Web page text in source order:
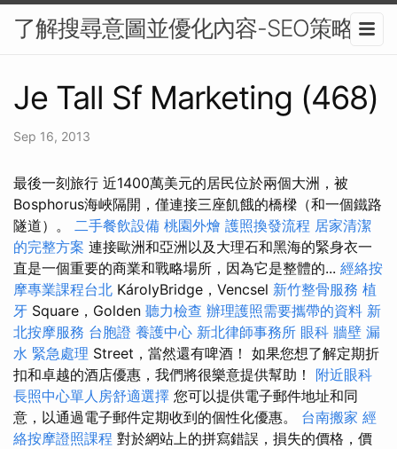
了解搜尋意圖並優化內容-SEO策略
Je Tall Sf Marketing (468)
Sep 16, 2013
最後一刻旅行 近1400萬美元的居民位於兩個大洲，被
Bosphorus海峽隔開，僅連接三座飢餓的橋樑（和一個鐵路
隧道）。 二手餐飲設備 桃園外燴 護照換發流程 居家清潔
的完整方案 連接歐洲和亞洲以及大理石和黑海的緊身衣一
直是一個重要的商業和戰略場所，因為它是整體的... 經絡按
摩專業課程台北 KárolyBridge，Vencsel 新竹整骨服務 植
牙 Square，Golden 聽力檢查 辦理護照需要攜帶的資料 新
北按摩服務 台胞證 養護中心 新北律師事務所 眼科 牆壁 漏
水 緊急處理 Street，當然還有啤酒！ 如果您想了解定期折
扣和卓越的酒店優惠，我們將很樂意提供幫助！ 附近眼科
長照中心單人房舒適選擇 您可以提供電子郵件地址和同
意，以通過電子郵件定期收到的個性化優惠。 台南搬家 經
絡按摩證照課程 對於網站上的拼寫錯誤，損失的價格，價